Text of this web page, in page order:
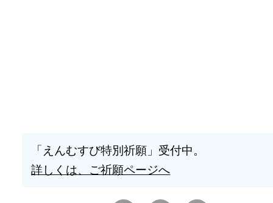
「えんむすび特別祈願」受付中。
詳しくは、ご祈願ページへ